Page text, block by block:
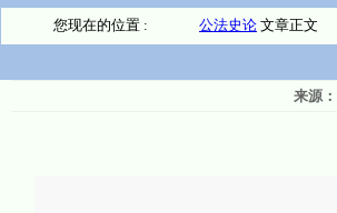
您现在的位置 : 公法史论 文章正文
来源：